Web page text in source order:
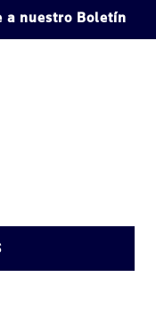
a nuestro Boletín